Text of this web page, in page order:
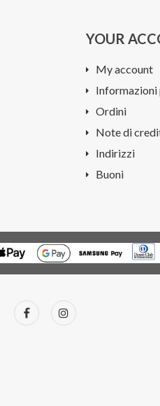
YOUR
My account
Informazioni
Ordini
Note di
Indirizzi
Buoni